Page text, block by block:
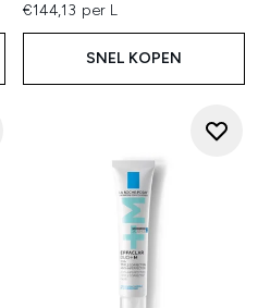
€144,13 per L
SNEL KOPEN